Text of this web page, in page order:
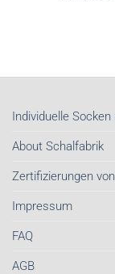
Individuelle
About Schalfabrik
Zertifizierungen
Impressum
FAQ
AGB